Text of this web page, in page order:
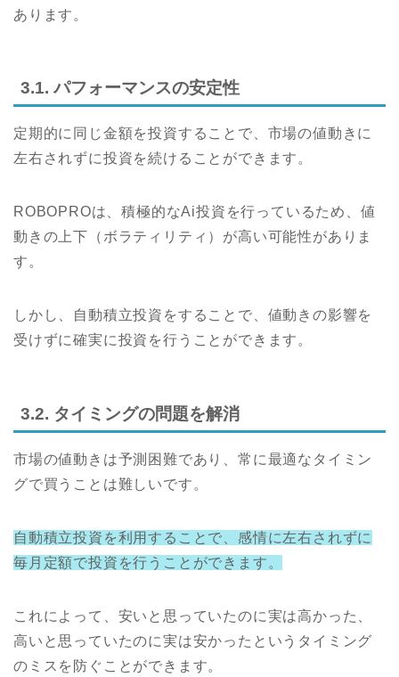
あります。
3.1. パフォーマンスの安定性
定期的に同じ金額を投資することで、市場の値動きに
左右されずに投資を続けることができます。
ROBOPROは、積極的なAi投資を行っているため、値
動きの上下（ボラティリティ）が高い可能性がありま
す。
しかし、自動積立投資をすることで、値動きの影響を
受けずに確実に投資を行うことができます。
3.2. タイミングの問題を解消
市場の値動きは予測困難であり、常に最適なタイミン
グで買うことは難しいです。
自動積立投資を利用することで、感情に左右されずに
毎月定額で投資を行うことができます。
これによって、安いと思っていたのに実は高かった、
高いと思っていたのに実は安かったというタイミング
のミスを防ぐことができます。